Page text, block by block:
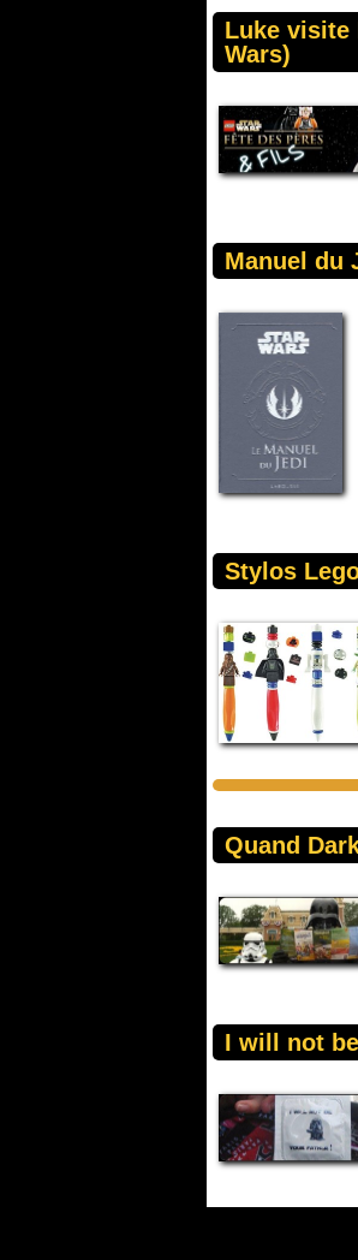
Luke visite
Wars)
Manuel du
Stylos
Quand
I will not